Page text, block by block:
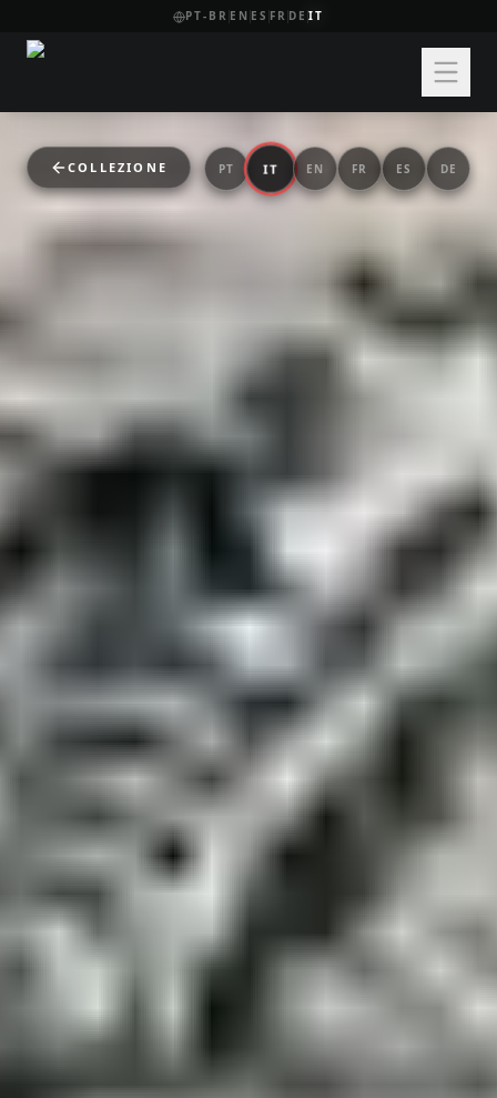
PT-BR EN ES FR DE IT
COLLEZIONE PT IT EN FR ES DE